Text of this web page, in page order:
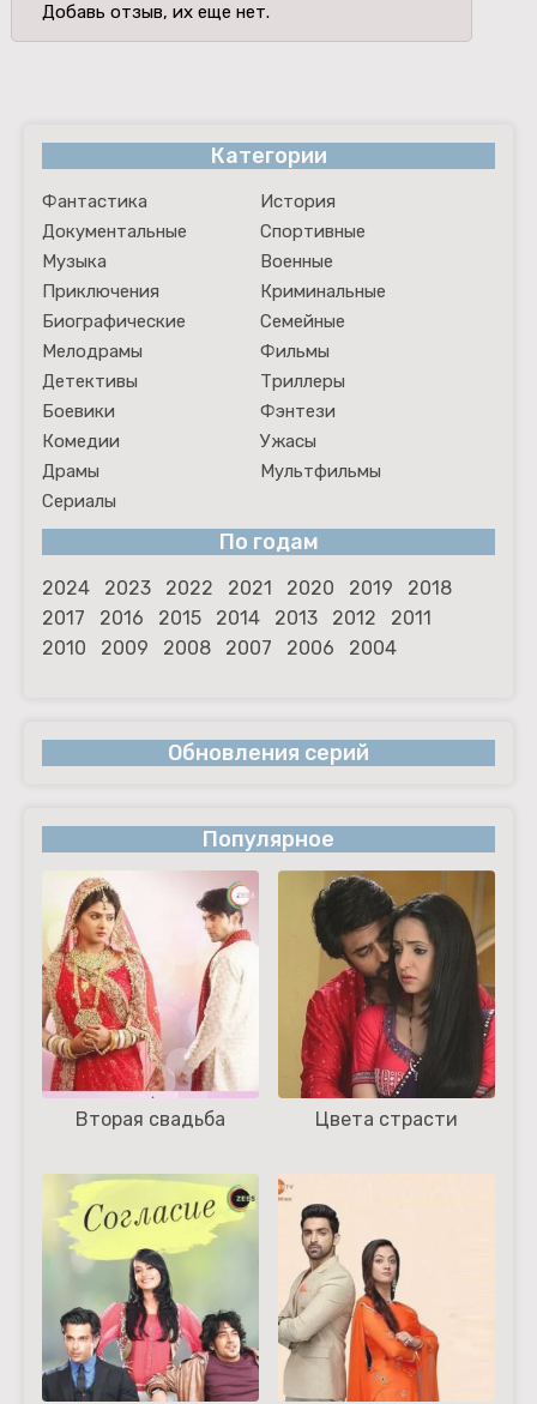
Добавь отзыв, их еще нет.
Категории
Фантастика
История
Документальные
Спортивные
Музыка
Военные
Приключения
Криминальные
Биографические
Семейные
Мелодрамы
Фильмы
Детективы
Триллеры
Боевики
Фэнтези
Комедии
Ужасы
Драмы
Мультфильмы
Сериалы
По годам
2024 2023 2022 2021 2020 2019
2018
2017
2016 2015 2014 2013 2012
2011
2010
2009 2008 2007 2006 2004
Обновления серий
Популярное
Вторая свадьба Цвета страсти